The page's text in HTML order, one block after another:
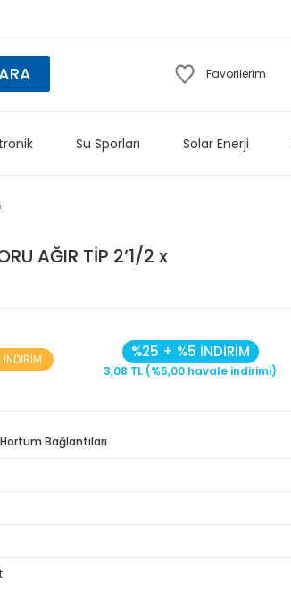
Favorilerim
Su Sporları Solar Enerji
AĞIR TİP 2’1/2 x
İNDİRİM %25 + %5 İNDİRİM
3,08 TL (%5,00 havale indirimi)
Bağlantıları